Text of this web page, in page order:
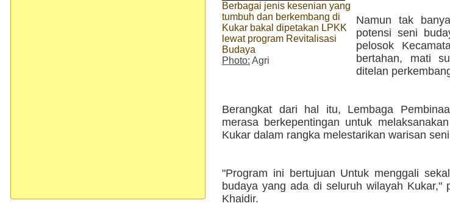
Berbagai jenis kesenian yang
tumbuh dan berkembang di
Kukar bakal dipetakan LPKK
lewat program Revitalisasi
Budaya
Photo: Agri
Namun tak
potensi seni
pelosok
bertahan, mati
ditelan
Berangkat dari hal itu, Lembaga
merasa berkepentingan untuk
Kukar dalam rangka melestarikan warisan
"Program ini bertujuan Untuk menggali
budaya yang ada di seluruh wilayah Kukar,"
Khaidir.